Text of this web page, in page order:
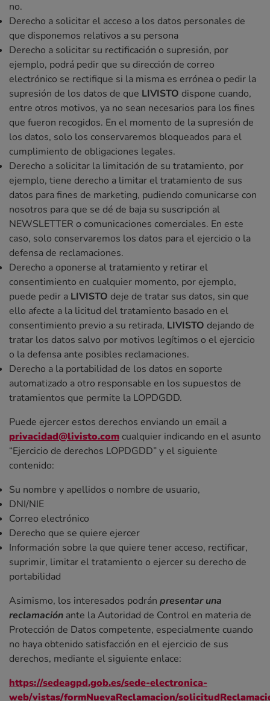
no.
Derecho a solicitar el acceso a los datos personales de
que disponemos relativos a su persona
Derecho a solicitar su rectificación o supresión, por
ejemplo, podrá pedir que su dirección de correo
electrónico se rectifique si la misma es errónea o pedir la
supresión de los datos de que LIVISTO dispone cuando,
entre otros motivos, ya no sean necesarios para los fines
que fueron recogidos. En el momento de la supresión de
los datos, solo los conservaremos bloqueados para el
cumplimiento de obligaciones legales.
Derecho a solicitar la limitación de su tratamiento, por
ejemplo, tiene derecho a limitar el tratamiento de sus
datos para fines de marketing, pudiendo comunicarse con
nosotros para que se dé de baja su suscripción al
NEWSLETTER o comunicaciones comerciales. En este
caso, solo conservaremos los datos para el ejercicio o la
defensa de reclamaciones.
Derecho a oponerse al tratamiento y retirar el
consentimiento en cualquier momento, por ejemplo,
puede pedir a LIVISTO deje de tratar sus datos, sin que
ello afecte a la licitud del tratamiento basado en el
consentimiento previo a su retirada, LIVISTO dejando de
tratar los datos salvo por motivos legítimos o el ejercicio
o la defensa ante posibles reclamaciones.
Derecho a la portabilidad de los datos en soporte
automatizado a otro responsable en los supuestos de
tratamientos que permite la LOPDGDD.
Puede ejercer estos derechos enviando un email a
privacidad@livisto.com cualquier indicando en el asunto
“Ejercicio de derechos LOPDGDD” y el siguiente
contenido:
Su nombre y apellidos o nombre de usuario,
DNI/NIE
Correo electrónico
Derecho que se quiere ejercer
Información sobre la que quiere tener acceso, rectificar,
suprimir, limitar el tratamiento o ejercer su derecho de
portabilidad
Asimismo, los interesados podrán presentar una
reclamación ante la Autoridad de Control en materia de
Protección de Datos competente, especialmente cuando
no haya obtenido satisfacción en el ejercicio de sus
derechos, mediante el siguiente enlace:
https://sedeagpd.gob.es/sede-electronica-
web/vistas/formNuevaReclamacion/